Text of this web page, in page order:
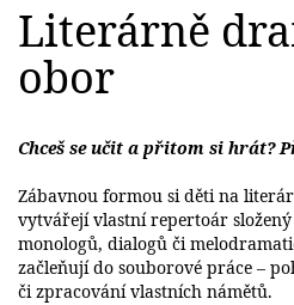
Literárně
obor
Chceš se učit a přitom si hrát?
Zábavnou formou si děti na
vytvářejí vlastní repertoár
monologů, dialogů či
začleňují do souborové práce –
či zpracování vlastních námětů.